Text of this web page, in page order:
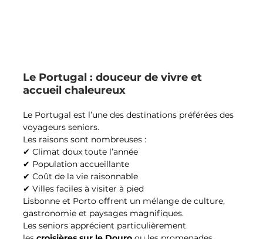
Le Portugal : douceur de vivre et
accueil chaleureux
Le Portugal est l’une des destinations préférées des
voyageurs seniors.
Les raisons sont nombreuses :
✔ Climat doux toute l’année
✔ Population accueillante
✔ Coût de la vie raisonnable
✔ Villes faciles à visiter à pied
Lisbonne et Porto offrent un mélange de culture,
gastronomie et paysages magnifiques.
Les seniors apprécient particulièrement